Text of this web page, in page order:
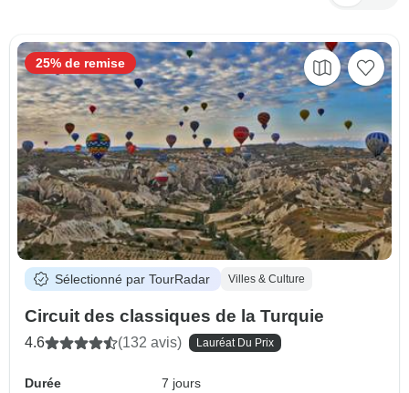
Sélectionné par TourRadar Villes & Culture
Circuit des classiques de la Turquie
4.6 (132 avis) Lauréat Du Prix
Durée
7 jours
25% de remise